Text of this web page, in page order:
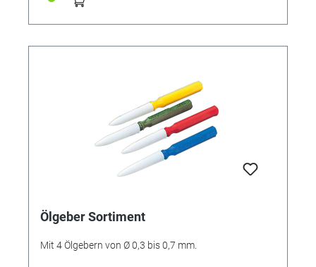
Ölgeber Sortiment
Mit 4 Ölgebern von Ø 0,3 bis 0,7 mm.